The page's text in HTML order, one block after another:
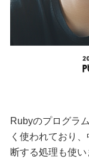
Rubyのプログラ
く使われており
断する処理も使